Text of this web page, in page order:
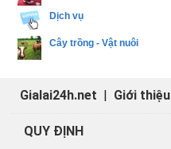
Dịch vụ
Cây trồng - Vật nuôi
Gialai24h.net | Giới thiệu
QUY ĐỊNH